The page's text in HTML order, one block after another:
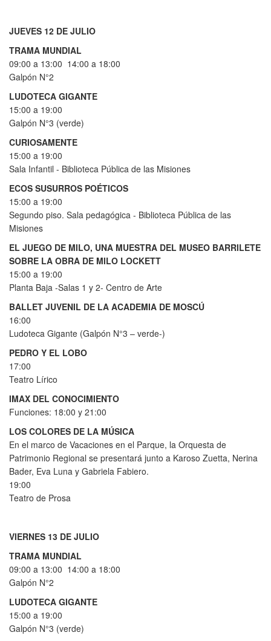
JUEVES 12 DE JULIO
TRAMA MUNDIAL
09:00 a 13:00 14:00 a 18:00
Galpón N°2
LUDOTECA GIGANTE
15:00 a 19:00
Galpón N°3 (verde)
CURIOSAMENTE
15:00 a 19:00
Sala Infantil - Biblioteca Pública de las Misiones
ECOS SUSURROS POÉTICOS
15:00 a 19:00
Segundo piso. Sala pedagógica - Biblioteca Pública de las
Misiones
EL JUEGO DE MILO, UNA MUESTRA DEL MUSEO BARRILETE
SOBRE LA OBRA DE MILO LOCKETT
15:00 a 19:00
Planta Baja -Salas 1 y 2- Centro de Arte
BALLET JUVENIL DE LA ACADEMIA DE MOSCÚ
16:00
Ludoteca Gigante (Galpón N°3 – verde-)
PEDRO Y EL LOBO
17:00
Teatro Lírico
IMAX DEL CONOCIMIENTO
Funciones: 18:00 y 21:00
LOS COLORES DE LA MÚSICA
En el marco de Vacaciones en el Parque, la Orquesta de
Patrimonio Regional se presentará junto a Karoso Zuetta, Nerina
Bader, Eva Luna y Gabriela Fabiero.
19:00
Teatro de Prosa
VIERNES 13 DE JULIO
TRAMA MUNDIAL
09:00 a 13:00 14:00 a 18:00
Galpón N°2
LUDOTECA GIGANTE
15:00 a 19:00
Galpón N°3 (verde)